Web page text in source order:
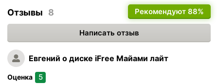
Рекомендуют 88%
Отзывы 8
Написать отзыв
Евгений о диске iFree Майами лайт
Оценка 5